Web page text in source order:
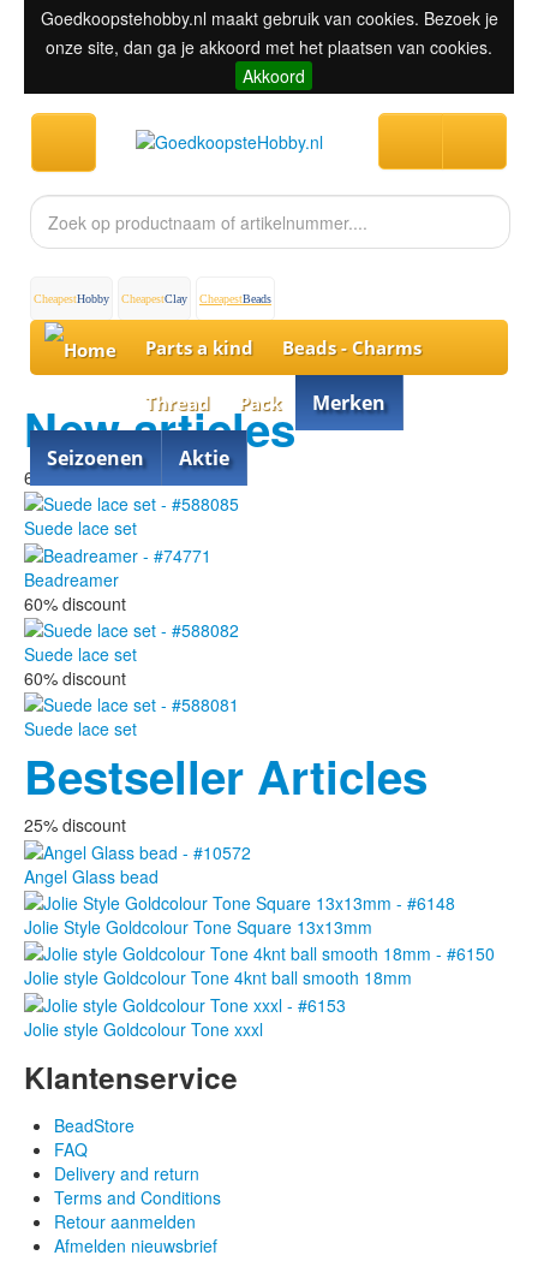
Goedkoopstehobby.nl maakt gebruik van cookies. Bezoek je
onze site, dan ga je akkoord met het plaatsen van cookies.
Akkoord
CheapestHobby CheapestClay CheapestBeads
Parts a kind Beads - Charms
Thread Pack Merken
Seizoenen Aktie
New articles
60% discount
Suede lace set
Beadreamer
60% discount
Suede lace set
60% discount
Suede lace set
Bestseller Articles
25% discount
Angel Glass bead
Jolie Style Goldcolour Tone Square 13x13mm
Jolie style Goldcolour Tone 4knt ball smooth 18mm
Jolie style Goldcolour Tone xxxl
Klantenservice
BeadStore
FAQ
Delivery and return
Terms and Conditions
Retour aanmelden
Afmelden nieuwsbrief